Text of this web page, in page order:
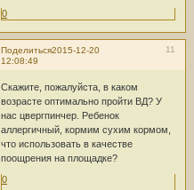
0
Поделиться 11
2015-12-20
12:08:49
Скажите, пожалуйста, в каком
возрасте оптимально пройти ВД? У
нас цвергпинчер. Ребенок
аллергичный, кормим сухим кормом,
что использовать в качестве
поощрения на площадке?
0